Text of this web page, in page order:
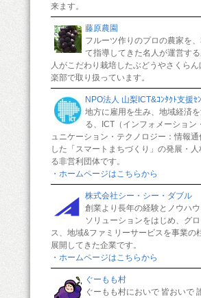
来ます。
藤原農園
フルーツ作りのプロの農家を
て指導してきた名人が運営す
人がこだわり栽培したぶどうやさくら
楽部で取り扱っています。
NPO法人 山梨ICT&ｺﾝﾀｸﾄ支援ｾ
地方に雇用を生み、地域経済
る、ICT（インフォメーション
ュニケーション・テクノロジー：情報通
した「スマートまちづくり」の発展・
る非営利団体です。
・ホームページはこちらから
株式会社シー・シー・ダブル
創業より長年の経験とノウハ
ソリューションをはじめ、グ
ス、地域&ファミリーサービスを事業の
展開してきた企業です。
・ホームページはこちらから
ぐーもも村
ぐーもも村においで 皆おいで